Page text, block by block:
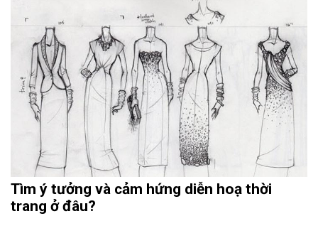
Tìm ý tưởng và cảm hứng diễn hoạ thời
trang ở đâu?